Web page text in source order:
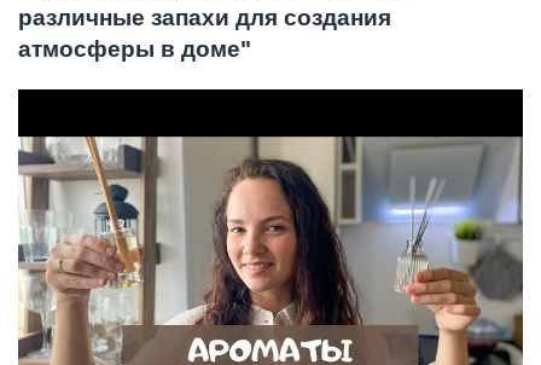
различные запахи для создания
атмосферы в доме"